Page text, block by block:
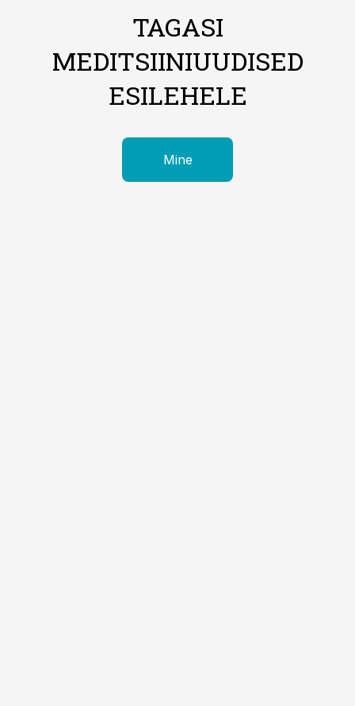
TAGASI
MEDITSIINIUUDISED
ESILEHELE
Mine